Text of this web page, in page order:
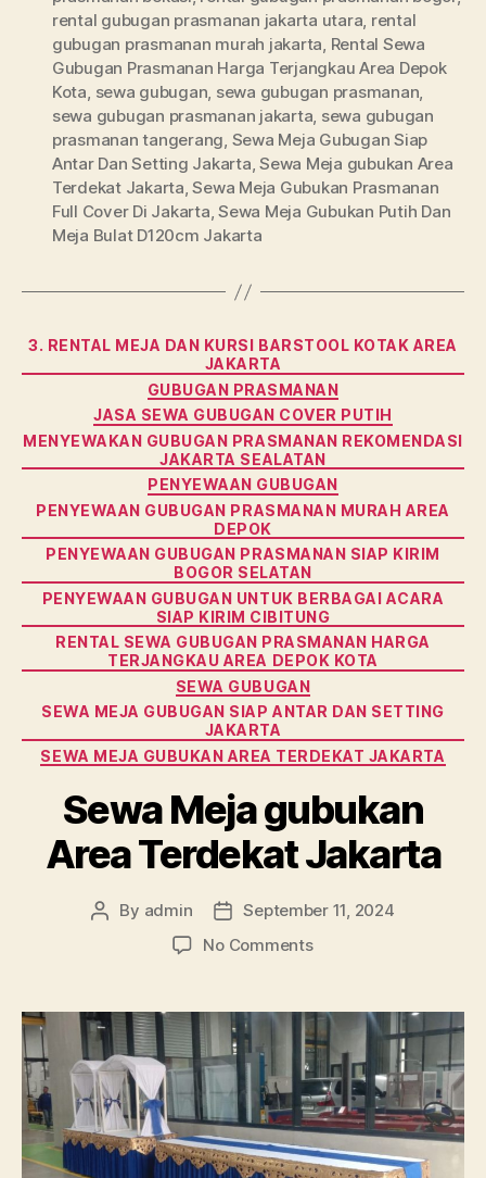
rental gubugan prasmanan jakarta utara, rental
gubugan prasmanan murah jakarta, Rental Sewa
Gubugan Prasmanan Harga Terjangkau Area Depok
Kota, sewa gubugan, sewa gubugan prasmanan,
sewa gubugan prasmanan jakarta, sewa gubugan
prasmanan tangerang, Sewa Meja Gubugan Siap
Antar Dan Setting Jakarta,Sewa Meja gubukan Area
Terdekat Jakarta,Sewa Meja Gubukan Prasmanan
Full Cover Di Jakarta,Sewa Meja Gubukan Putih Dan
Meja Bulat D120cm Jakarta
Categories
3. RENTAL MEJA DAN KURSI BARSTOOL KOTAK AREA
JAKARTA
GUBUGAN PRASMANAN
JASA SEWA GUBUGAN COVER PUTIH
MENYEWAKAN GUBUGAN PRASMANAN REKOMENDASI
JAKARTA SEALATAN
PENYEWAAN GUBUGAN
PENYEWAAN GUBUGAN PRASMANAN MURAH AREA
DEPOK
PENYEWAAN GUBUGAN PRASMANAN SIAP KIRIM
BOGOR SELATAN
PENYEWAAN GUBUGAN UNTUK BERBAGAI ACARA
SIAP KIRIM CIBITUNG
RENTAL SEWA GUBUGAN PRASMANAN HARGA
TERJANGKAU AREA DEPOK KOTA
SEWA GUBUGAN
SEWA MEJA GUBUGAN SIAP ANTAR DAN SETTING
JAKARTA
SEWA MEJA GUBUKAN AREA TERDEKAT JAKARTA
Sewa Meja gubukan
Area Terdekat Jakarta
Post
By admin
Post
date
September 11, 2024
No Commentson
gubukan
Area
Terdekat
Jakarta